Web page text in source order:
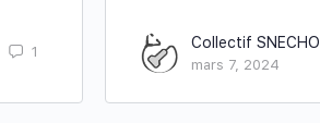
1
Collectif SNECHO
mars 7, 2024